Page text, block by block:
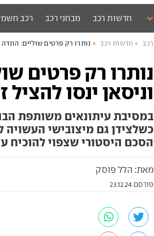
חדשות רכב מבחני רכב רכב
רכב חדשות רכב נותרו רק פרטים שוליים: הונדה
נותרו רק פרטים
וניסאן ינסו להציל
במסיבת עיתונאים משותפת
כשלצידן גם מיצובישי
הסכם היסטורי שצפוי להוכיח
מאת: הלל פוסק
פורסם 23.12.24